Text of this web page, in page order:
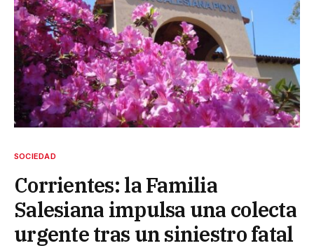
SOCIEDAD
Corrientes: la Familia
Salesiana impulsa una colecta
urgente tras un siniestro fatal